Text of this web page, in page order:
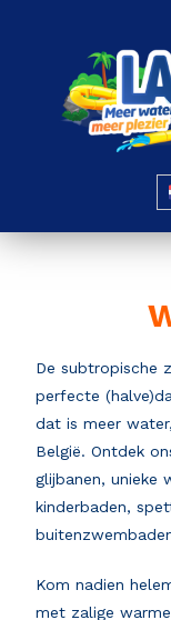
De subtropische
perfecte
dat is meer
België. Ontdek
glijbanen, unieke
kinderbaden,
Kom nadien
met zalige